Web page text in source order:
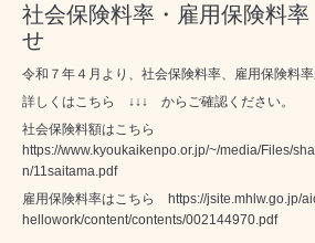
社会保険料率・雇用保険料
せ
令和７年４月より、社会保険料率、雇用保険料率
詳しくはこちら ↓↓↓ からご確認ください。
社会保険料額はこちら
https://www.kyoukaikenpo.or.jp/~/media/Files/
n/11saitama.pdf
雇用保険料率はこちら https://jsite.mhlw.go.jp/
hellowork/content/contents/002144970.pdf